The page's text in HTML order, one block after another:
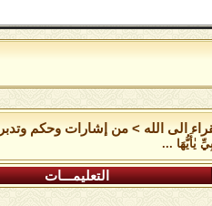
الى الله >من إشارات وحكم وتدبر
يٰأَيُّهَا ...
التعليمـــات